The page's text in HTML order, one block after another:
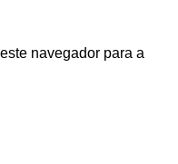
navegador para a